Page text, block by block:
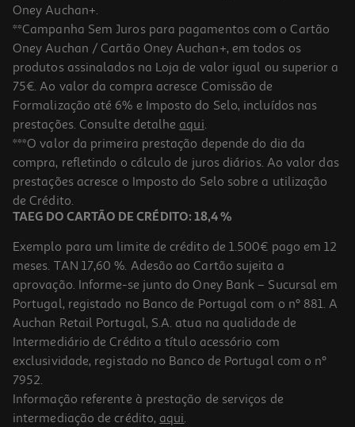
Teclado Gaming Razer Huntsman Mini Purple Switch Pt
89.99 €/un
89,99 €
Oney Auchan+.
**Campanha Sem Juros para pagamentos com o Cartão
Oney Auchan / Cartão Oney Auchan+, em todos os
produtos assinalados na Loja de valor igual ou superior a
75€. Ao valor da compra acresce Comissão de
Formalização até 6% e Imposto do Selo, incluídos nas
prestações. Consulte detalhe aqui.
***O valor da primeira prestação depende do dia da
compra, refletindo o cálculo de juros diários. Ao valor das
prestações acresce o Imposto do Selo sobre a utilização
de Crédito.
TAEG DO CARTÃO DE CRÉDITO: 18,4 %
Exemplo para um limite de crédito de 1.500€ pago em 12
meses. TAN 17,60 %. Adesão ao Cartão sujeita a
aprovação. Informe-se junto do Oney Bank – Sucursal em
Portugal, registado no Banco de Portugal com o nº 881. A
Auchan Retail Portugal, S.A. atua na qualidade de
Intermediário de Crédito a título acessório com
exclusividade, registado no Banco de Portugal com o nº
7952.
Informação referente à prestação de serviços de
intermediação de crédito, aqui.